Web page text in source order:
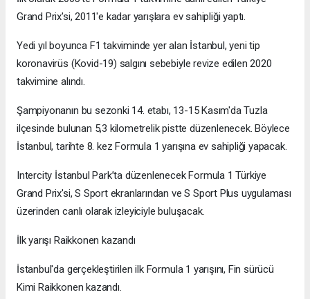
Grand Prix'si, 2011'e kadar yarışlara ev sahipliği yaptı.
Yedi yıl boyunca F1 takviminde yer alan İstanbul, yeni tip
koronavirüs (Kovid-19) salgını sebebiyle revize edilen 2020
takvimine alındı.
Şampiyonanın bu sezonki 14. etabı, 13-15 Kasım'da Tuzla
ilçesinde bulunan 5,3 kilometrelik pistte düzenlenecek. Böylece
İstanbul, tarihte 8. kez Formula 1 yarışına ev sahipliği yapacak.
Intercity İstanbul Park’ta düzenlenecek Formula 1 Türkiye
Grand Prix'si, S Sport ekranlarından ve S Sport Plus uygulaması
üzerinden canlı olarak izleyiciyle buluşacak.
İlk yarışı Raikkonen kazandı
İstanbul'da gerçekleştirilen ilk Formula 1 yarışını, Fin sürücü
Kimi Raikkonen kazandı.